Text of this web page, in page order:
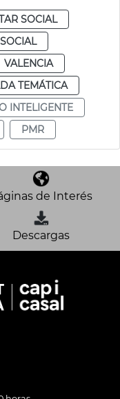
SOCIAL
VALENCIA
TEMÁTICA
INTELIGENTE
PMR
de Interés
Descargas